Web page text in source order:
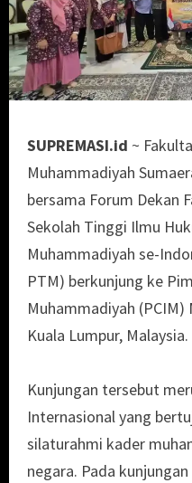
SUPREMASI.id ~
Muhammadiyah
bersama Forum Dekan
Sekolah Tinggi Ilmu
Muhammadiyah se-
PTM) berkunjung ke
Muhammadiyah
Kuala Lumpur, Malaysia.
Kunjungan tersebut
Internasional yang
silaturahmi kader
negara. Pada